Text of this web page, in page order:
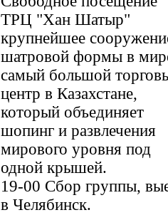
ТРЦ "Хан Шатыр"
крупнейшее
шатровой формы в
самый большой
центр в Казахстане,
который объединяет
шопинг и развлечения
мирового уровня под
одной крышей.
19-00 Сбор группы,
в Челябинск.